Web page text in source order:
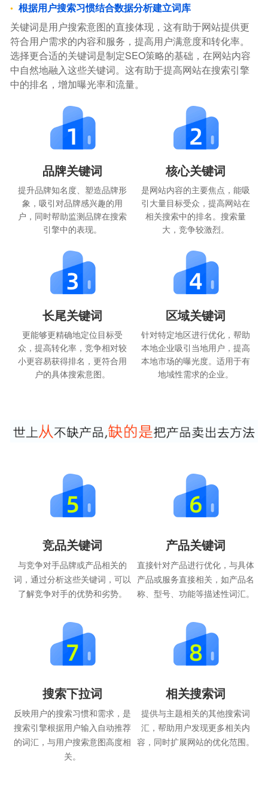
根据用户搜索习惯结合数据分析建立词库
关键词是用户搜索意图的直接体现，这有助于网站提供更
符合用户需求的内容和服务，提高用户满意度和转化率。
选择更合适的关键词是制定SEO策略的基础，在网站内容
中自然地融入这些关键词。这有助于提高网站在搜索引擎
中的排名，增加曝光率和流量。
品牌关键词
提升品牌知名度、塑造品牌形
象，吸引对品牌感兴趣的用
户，同时帮助监测品牌在搜索
引擎中的表现。
核心关键词
是网站内容的主要焦点，能吸
引大量目标受众，提高网站在
相关搜索中的排名。搜索量
大，竞争较激烈。
长尾关键词
更能够更精确地定位目标受
众，提高转化率，竞争相对较
小更容易获得排名，更符合用
户的具体搜索意图。
区域关键词
针对特定地区进行优化，帮助
本地企业吸引当地用户，提高
本地市场的曝光度。适用于有
地域性需求的企业。
竞品关键词
与竞争对手品牌或产品相关的
词，通过分析这些关键词，可以
了解竞争对手的优势和劣势。
产品关键词
直接针对产品进行优化，与具体
产品或服务直接相关，如产品名
称、型号、功能等描述性词汇。
搜索下拉词
反映用户的搜索习惯和需求，是
搜索引擎根据用户输入自动推荐
的词汇，与用户搜索意图高度相
关。
相关搜索词
提供与主题相关的其他搜索词
汇，帮助用户发现更多相关内
容，同时扩展网站的优化范围。